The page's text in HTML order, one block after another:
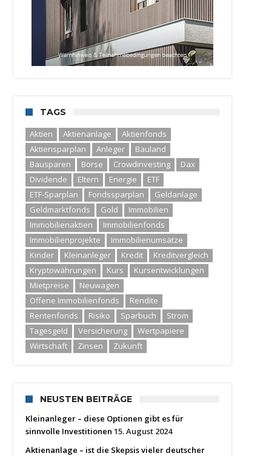
TAGS
Aktien
Aktienanlage
Aktienfonds
Aktiensparplan
Anleger
Bauland
Bausparen
Börse Crowdinvesting
Dax
Dividende
Eltern Energie
ETF
ETF-Sparplan
Fondssparplan
Geldanlage
Geldmarktfonds
Gold
Immobilien
Immobilienaktien
Immobilienfonds
Immobilienprojekte
Immobilienumsätze
Kinder
Kleinanleger Kredit
Kreditvergleich
Kryptowährungen
Kurs
Kursentwicklungen
Mietpreise
Neuwagen
Offene Immobilienfonds
Rendite
Rentenfonds
Risiko Sparbuch
Strom
Tagesgeld
Versicherung
Wertpapiere
Wirtschaft
Zinsen Zukunft
NEUSTEN BEITRÄGE
Kleinanleger – diese Optionen gibt es für
sinnvolle Investitionen 15. August 2024
Aktienanlage – ist die Skepsis vieler deutscher